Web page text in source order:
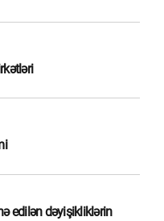
edilən dəyişikliklərin